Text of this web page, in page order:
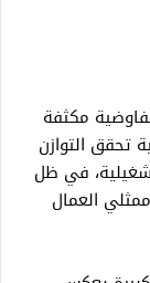
مكثفة
تحقق التوازن
في ظل
العمال